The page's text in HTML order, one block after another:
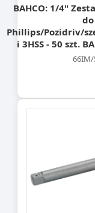
BAHCO: 1/4"
Phillips/Pozidriv/
i 3HSS - 50 szt.
66IM/